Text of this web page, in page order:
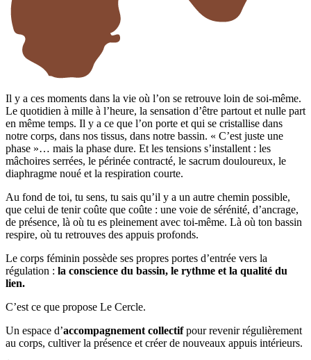
Il y a ces moments dans la vie où l’on se retrouve loin de soi-même.
Le quotidien à mille à l’heure, la sensation d’être partout et nulle part
en même temps. Il y a ce que l’on porte et qui se cristallise dans
notre corps, dans nos tissus, dans notre bassin. « C’est juste une
phase »… mais la phase dure. Et les tensions s’installent : les
mâchoires serrées, le périnée contracté, le sacrum douloureux, le
diaphragme noué et la respiration courte.
Au fond de toi, tu sens, tu sais qu’il y a un autre chemin possible,
que celui de tenir coûte que coûte : une voie de sérénité, d’ancrage,
de présence, là où tu es pleinement avec toi-même. Là où ton bassin
respire, où tu retrouves des appuis profonds.
Le corps féminin possède ses propres portes d’entrée vers la
régulation : la conscience du bassin, le rythme et la qualité du
lien.
C’est ce que propose Le Cercle.
Un espace d’accompagnement collectifpour revenir régulièrement
au corps, cultiver la présence et créer de nouveaux appuis intérieurs.